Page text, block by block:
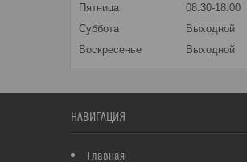
Пятница
08:30-18:00
Суббота
Выходной
Воскресенье
Выходной
НАВИГАЦИЯ
Главная